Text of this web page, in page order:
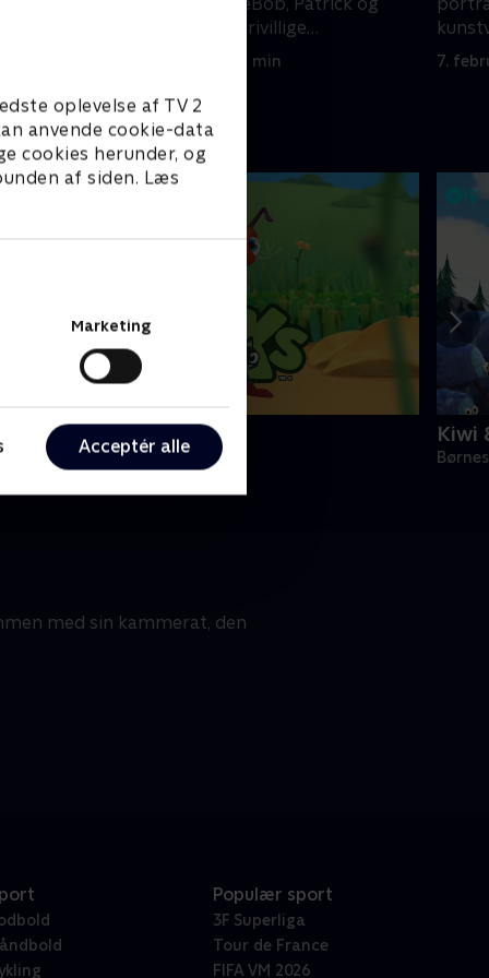
oplevelse af TV 2
anvende cookie-data
cookies herunder, og
af siden. Læs
Marketing
Acceptér alle
Blækward bliver frivillige
7. februar 2026 • 22 min 7.
Antiks
• 2 sæsoner
Kiwi
med sin kammerat, den
Populær sport
3F Superliga
Tour de France
FIFA VM 2026